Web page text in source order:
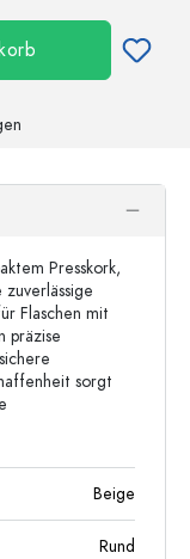
Presskork,
Flaschen mit
präzise
sorgt
Beige
Rund